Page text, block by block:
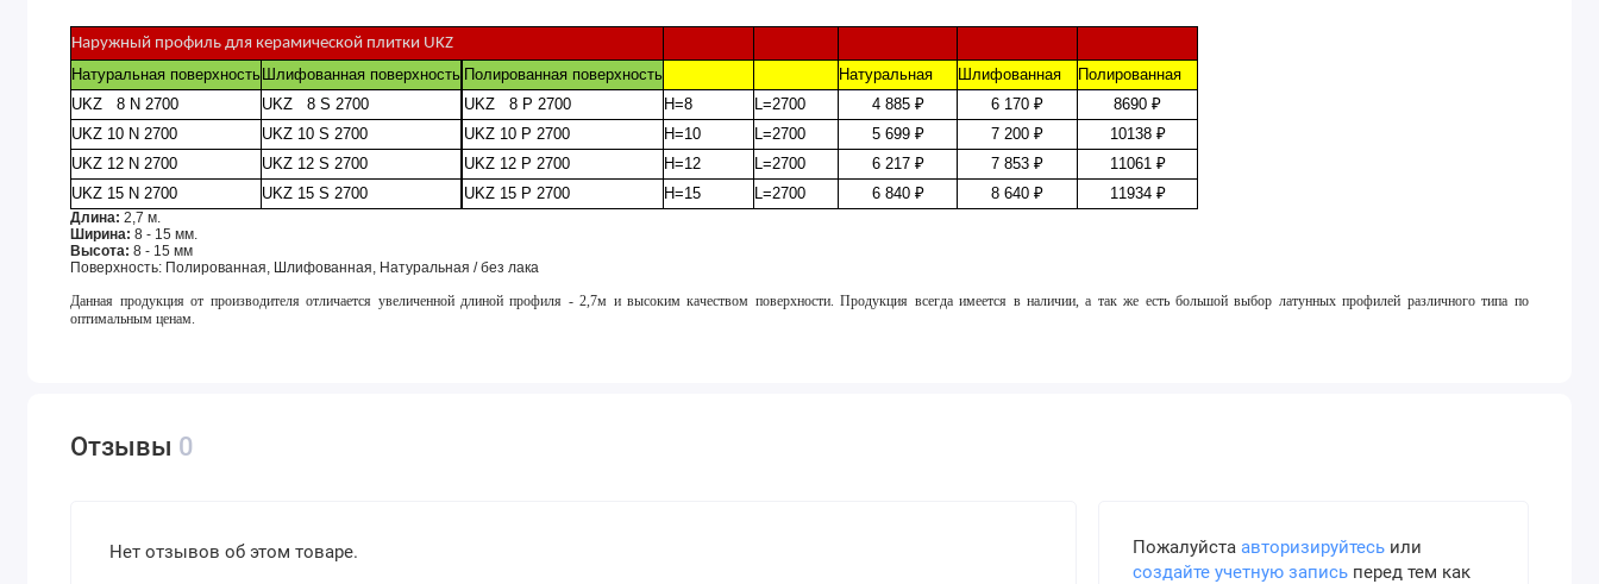
Наружный профиль для керамической плитки UKZ
Натуральная поверхность Шлифованная поверхность Полированная поверхность Натуральная Шлифованная
Полированная
UKZ 8 N 2700
UKZ 8 S 2700 UKZ 8 P 2700 H=8 L=2700 4 885 ₽ 6 170 ₽
8690 ₽
UKZ 10 N 2700
UKZ 10 S 2700 UKZ 10 P 2700 H=10 L=2700 5 699 ₽ 7 200 ₽
10138 ₽
UKZ 12 N 2700
UKZ 12 S 2700 UKZ 12 P 2700 H=12 L=2700 6 217 ₽ 7 853 ₽
11061 ₽
UKZ 15 N 2700
UKZ 15 S 2700 UKZ 15 P 2700 H=15 L=2700 6 840 ₽ 8 640 ₽ 11934 ₽
Длина: 2,7 м.
Ширина: 8 - 15 мм.
Высота: 8 - 15 мм
Поверхность: Полированная, Шлифованная, Натуральная / без лака
Данная продукция от производителя отличается увеличенной длиной профиля - 2,7м и высоким качеством поверхности. Продукция всегда имеется в наличии, а так же есть большой выбор латунных профилей различного типа по
оптимальным ценам.
Отзывы 0
Нет отзывов об этом товаре. Пожалуйста авторизируйтесьили
создайте учетную записьперед тем как